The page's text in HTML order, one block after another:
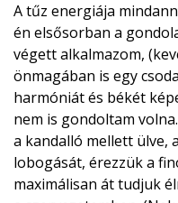
A tűz energiája
én elsősorban a
végett alkalmazom,
önmagában is egy
harmóniát és békét
nem is gondoltam
a kandalló mellett ülve,
lobogását, érezzük a
maximálisan át tudjuk